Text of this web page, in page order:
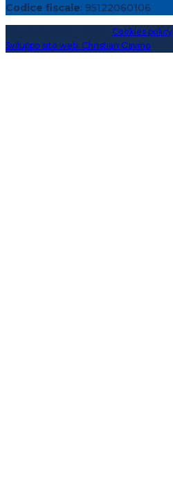
Codice fiscale: 95122060106
Cookies policy
Sviluppo sito web: Christian Gavino